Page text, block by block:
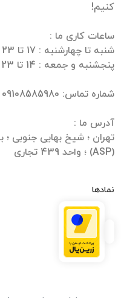
تهران ؛ شیخ بهایی جنوبی ؛
(ASP) ؛ واحد 439 تجاری
نمادها